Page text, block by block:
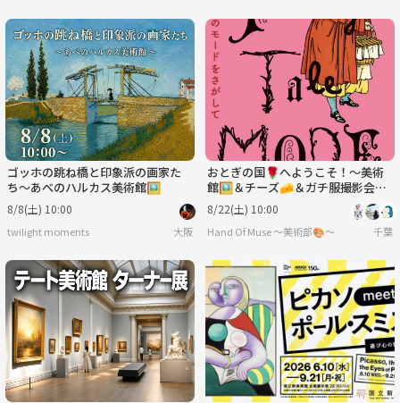
ゴッホの跳ね橋と印象派の画家た
ち〜あべのハルカス美術館🖼
8/8(土) 10:00
twilight moments 大阪
おとぎの国🌹へようこそ！〜美術
館🖼️＆チーズ🧀＆ガチ服撮影会
👗〜
8/22(土) 10:00
Hand Of Muse 〜美術部🎨〜 千葉